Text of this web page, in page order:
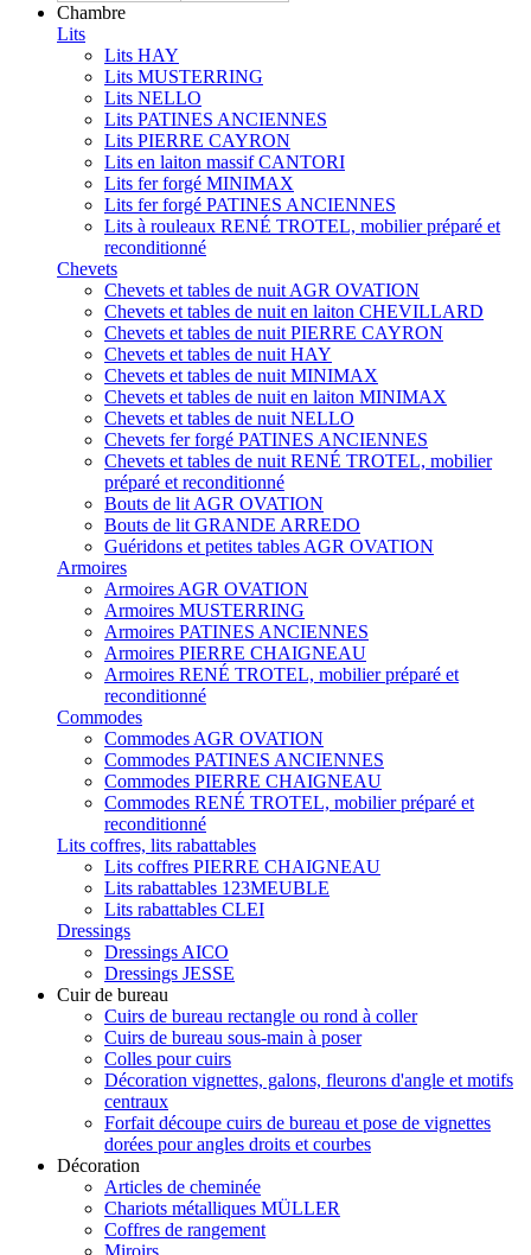
Chambre
Lits
Lits HAY
Lits MUSTERRING
Lits NELLO
Lits PATINES ANCIENNES
Lits PIERRE CAYRON
Lits en laiton massif CANTORI
Lits fer forgé MINIMAX
Lits fer forgé PATINES ANCIENNES
Lits à rouleaux RENÉ TROTEL, mobilier préparé et
reconditionné
Chevets
Chevets et tables de nuit AGR OVATION
Chevets et tables de nuit en laiton CHEVILLARD
Chevets et tables de nuit PIERRE CAYRON
Chevets et tables de nuit HAY
Chevets et tables de nuit MINIMAX
Chevets et tables de nuit en laiton MINIMAX
Chevets et tables de nuit NELLO
Chevets fer forgé PATINES ANCIENNES
Chevets et tables de nuit RENÉ TROTEL, mobilier
préparé et reconditionné
Bouts de lit AGR OVATION
Bouts de lit GRANDE ARREDO
Guéridons et petites tables AGR OVATION
Armoires
Armoires AGR OVATION
Armoires MUSTERRING
Armoires PATINES ANCIENNES
Armoires PIERRE CHAIGNEAU
Armoires RENÉ TROTEL, mobilier préparé et
reconditionné
Commodes
Commodes AGR OVATION
Commodes PATINES ANCIENNES
Commodes PIERRE CHAIGNEAU
Commodes RENÉ TROTEL, mobilier préparé et
reconditionné
Lits coffres, lits rabattables
Lits coffres PIERRE CHAIGNEAU
Lits rabattables 123MEUBLE
Lits rabattables CLEI
Dressings
Dressings AICO
Dressings JESSE
Cuir de bureau
Cuirs de bureau rectangle ou rond à coller
Cuirs de bureau sous-main à poser
Colles pour cuirs
Décoration vignettes, galons, fleurons d'angle et motifs
centraux
Forfait découpe cuirs de bureau et pose de vignettes
dorées pour angles droits et courbes
Décoration
Articles de cheminée
Chariots métalliques MÜLLER
Coffres de rangement
Miroirs